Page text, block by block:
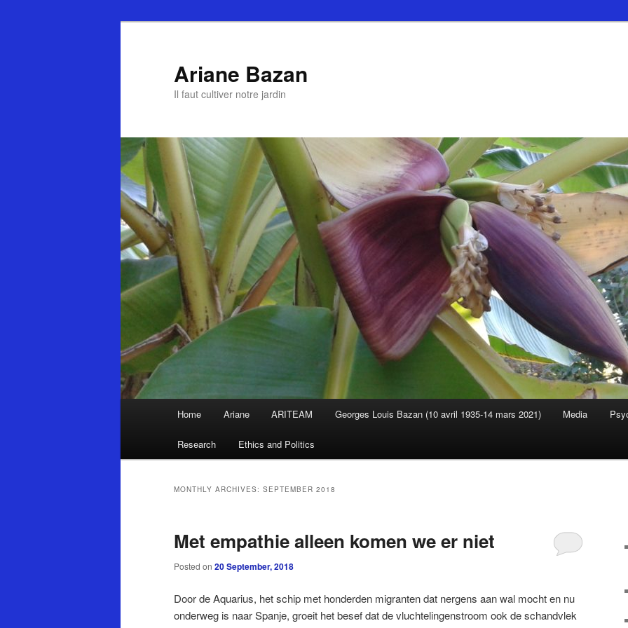
Ariane Bazan
Il faut cultiver notre jardin
Skip
to
primary
Skip
to
secondary
Home Ariane ARITEAM Georges Louis Bazan (10 avril 1935-14 mars 2021) Media
Research Ethics and Politics
MONTHLY ARCHIVES: SEPTEMBER 2018
Met empathie alleen komen we er niet
Posted on 20 September, 2018
Door de Aquarius, het schip met honderden migranten dat nergens aan wal mocht en nu
onderweg is naar Spanje, groeit het besef dat de vluchtelingenstroom ook de schandvlek